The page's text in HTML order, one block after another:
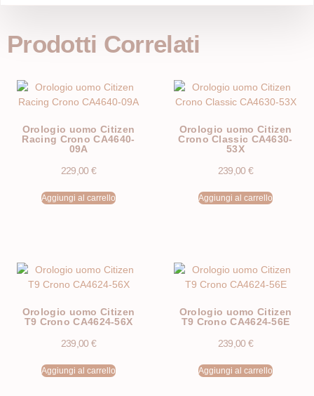
Prodotti Correlati
Orologio uomo Citizen
Racing Crono CA4640-
09A
229,00 €
Aggiungi al carrello
Orologio uomo Citizen
Crono Classic CA4630-
53X
239,00 €
Aggiungi al carrello
Orologio uomo Citizen
T9 Crono CA4624-56X
239,00 €
Aggiungi al carrello
Orologio uomo Citizen
T9 Crono CA4624-56E
239,00 €
Aggiungi al carrello